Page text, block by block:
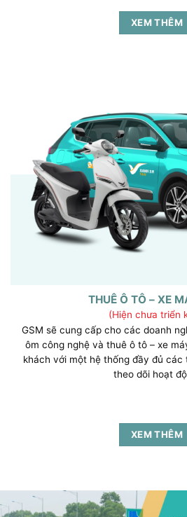
XEM THÊM
THUÊ Ô TÔ – XE
(Hiện chưa triển
GSM sẽ cung cấp cho các doanh
ôm công nghệ và thuê ô tô – xe
khách với một hệ thống đầy đủ các
theo dõi hoạt
XEM THÊM